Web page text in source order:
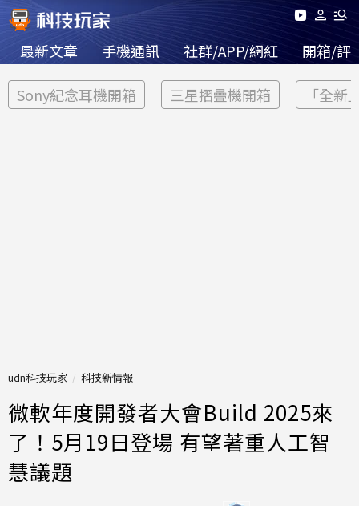
最新文章 手機通訊 社群/APP/網紅 開箱/評
Sony紀念耳機開箱 三星摺疊機開箱 「全新
udn科技玩家 科技新情報
微軟年度開發者大會Build 2025來
了！5月19日登場 有望著重人工智
慧議題